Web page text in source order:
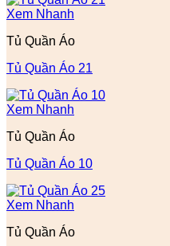
Xem Nhanh
Tủ Quần Áo
Tủ Quần Áo 21
Xem Nhanh
Tủ Quần Áo
Tủ Quần Áo 10
Xem Nhanh
Tủ Quần Áo